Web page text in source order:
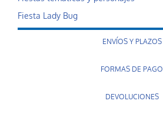
Fiesta Lady Bug
ENVÍOS Y PLAZOS
FORMAS DE PAGO
DEVOLUCIONES